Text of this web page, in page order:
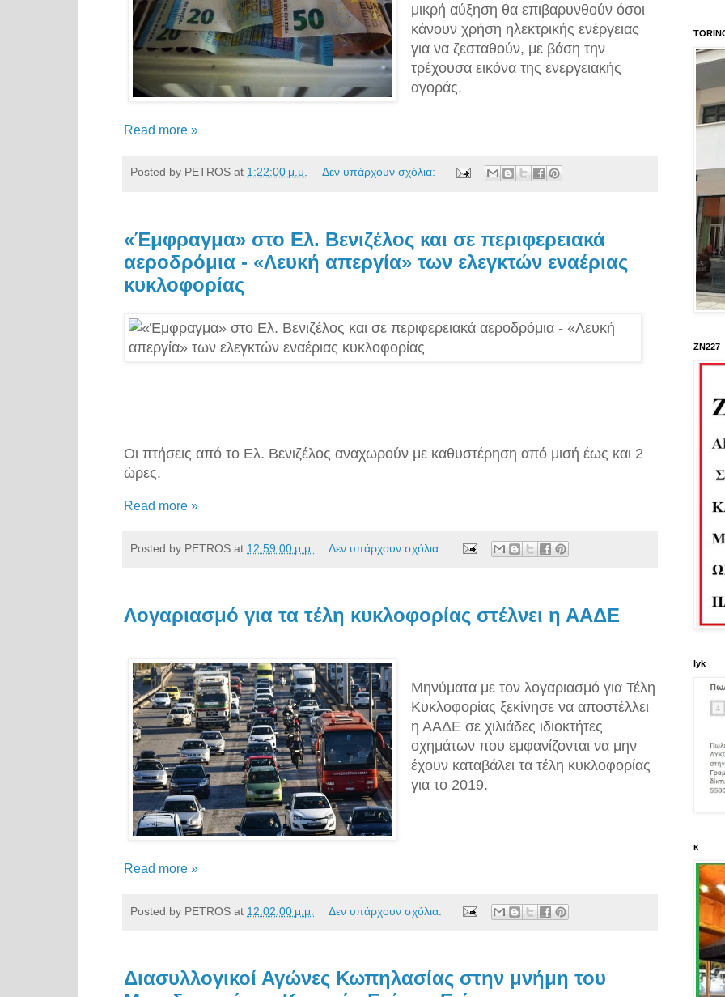
μικρή αύξηση θα επιβαρυνθούν όσοι
κάνουν χρήση ηλεκτρικής ενέργειας
για να ζεσταθούν, με βάση την
τρέχουσα εικόνα της ενεργειακής
αγοράς.
Read more »
Posted by PETROS at 1:22:00 μ.μ. Δεν υπάρχουν σχόλια:
«Έμφραγμα» στο Ελ. Βενιζέλος και σε περιφερειακά
αεροδρόμια - «Λευκή απεργία» των ελεγκτών εναέριας
κυκλοφορίας
Οι πτήσεις από το Ελ. Βενιζέλος αναχωρούν με καθυστέρηση από μισή έως και 2
ώρες.
Read more »
Posted by PETROS at 12:59:00 μ.μ. Δεν υπάρχουν σχόλια:
Λογαριασμό για τα τέλη κυκλοφορίας στέλνει η ΑΑΔΕ
Μηνύματα με τον λογαριασμό για Τέλη
Κυκλοφορίας ξεκίνησε να αποστέλλει
η ΑΑΔΕ σε χιλιάδες ιδιοκτήτες
οχημάτων που εμφανίζονται να μην
έχουν καταβάλει τα τέλη κυκλοφορίας
για το 2019.
Read more »
Posted by PETROS at 12:02:00 μ.μ. Δεν υπάρχουν σχόλια:
Διασυλλογικοί Αγώνες Κωπηλασίας στην μνήμη του
ΖΝ227
lyk
κ